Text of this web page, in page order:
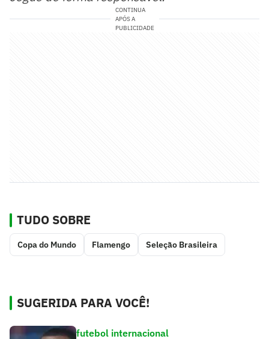
CONTINUA
APÓS A
PUBLICIDADE
TUDO SOBRE
Copa do Mundo Flamengo Seleção Brasileira
SUGERIDA PARA VOCÊ!
futebol internacional